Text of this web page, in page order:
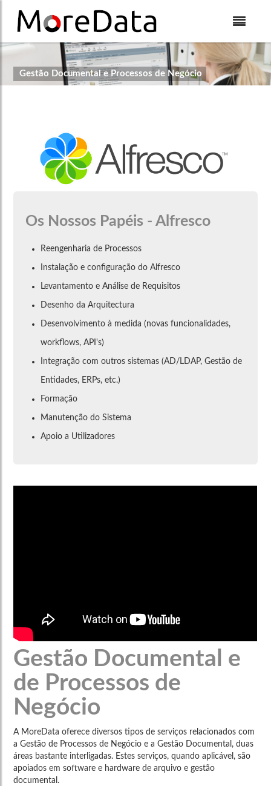
Gestão Documental e Processos de Negócio
Os Nossos Papéis - Alfresco
Reengenharia de Processos
Instalação e configuração do Alfresco
Levantamento e Análise de Requisitos
Desenho da Arquitectura
Desenvolvimento à medida (novas funcionalidades,
workflows, API's)
Integração com outros sistemas (AD/LDAP, Gestão de
Entidades, ERPs, etc.)
Formação
Manutenção do Sistema
Apoio a Utilizadores
Gestão Documental e
de Processos de
Negócio
A MoreData oferece diversos tipos de serviços relacionados com
a Gestão de Processos de Negócio e a Gestão Documental, duas
áreas bastante interligadas. Estes serviços, quando aplicável, são
apoiados em software e hardware de arquivo e gestão
documental.